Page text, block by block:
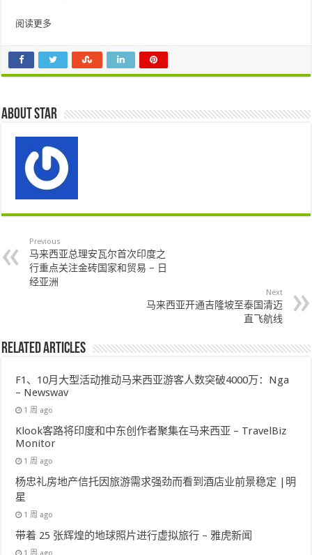
阅读更多
About star
Previous
马来西亚总理安瓦尔首次印度之
行重点关注金砖国家和贸易 – 日
经亚洲
Next
马来西亚开通吉隆坡至泰国清迈
直飞航线
Related Articles
F1、10月大型活动推动马来西亚游客人数突破4000万：Nga
– Newswav
1 周 ago
Klook客路将印度和中东创作者聚集在马来西亚 – TravelBiz
Monitor
1 周 ago
杨忠礼房地产信托因旅游需求强劲而看到酒店业前景稳定 |明
星
1 周 ago
带着 25 张辉煌的地球照片进行虚拟旅行 – 雅虎新闻